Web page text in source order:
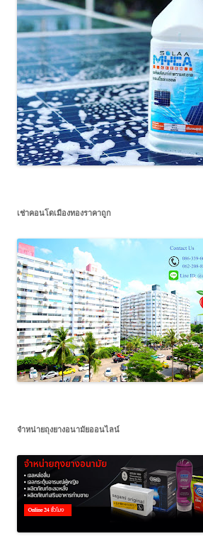
เช่าคอนโดเมืองทองราคาถูก
จำหน่ายถุงยางอนามัยออนไลน์